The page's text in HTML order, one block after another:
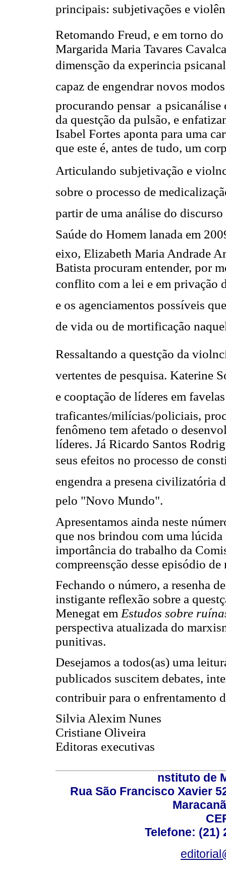
principais: subjetivações e
Retomando Freud, e em torno
Margarida Maria Tavares
dimensção da experincia
capaz de engendrar novos
procurando pensar a
da questção da pulsão, e
Isabel Fortes aponta para uma
que este é, antes de tudo, um
Articulando subjetivação e
sobre o processo de
partir de uma análise do discurso
Saúde do Homem lanada em
eixo, Elizabeth Maria Andrade
Batista procuram entender, por
conflito com a lei e em privação
e os agenciamentos possíveis
de vida ou de mortificação
Ressaltando a questção da
vertentes de pesquisa. Katerine
e cooptação de líderes em
traficantes/milícias/policiais,
fenômeno tem afetado o
líderes. Já Ricardo Santos
seus efeitos no processo de
engendra a presena civilizatória
pelo "Novo Mundo".
Apresentamos ainda neste
que nos brindou com uma
importância do trabalho da
compreensção desse episódio
Fechando o número, a resenha
instigante reflexão sobre a
Menegat em Estudos sobre
perspectiva atualizada do
punitivas.
Desejamos a todos(as) uma
publicados suscitem debates,
contribuir para o enfrentamento
Silvia Alexim Nunes
Cristiane Oliveira
Editoras executivas
nstituto de
Rua São Francisco Xavier
Telefone: (21)